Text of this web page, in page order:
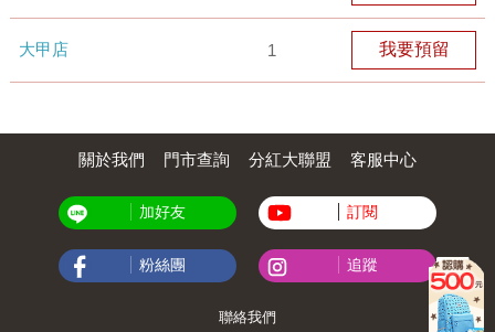
大甲店 1 我要預留
關於我們 門市查詢 分紅大聯盟 客服中心
加好友 訂閱
粉絲團 追蹤
聯絡我們